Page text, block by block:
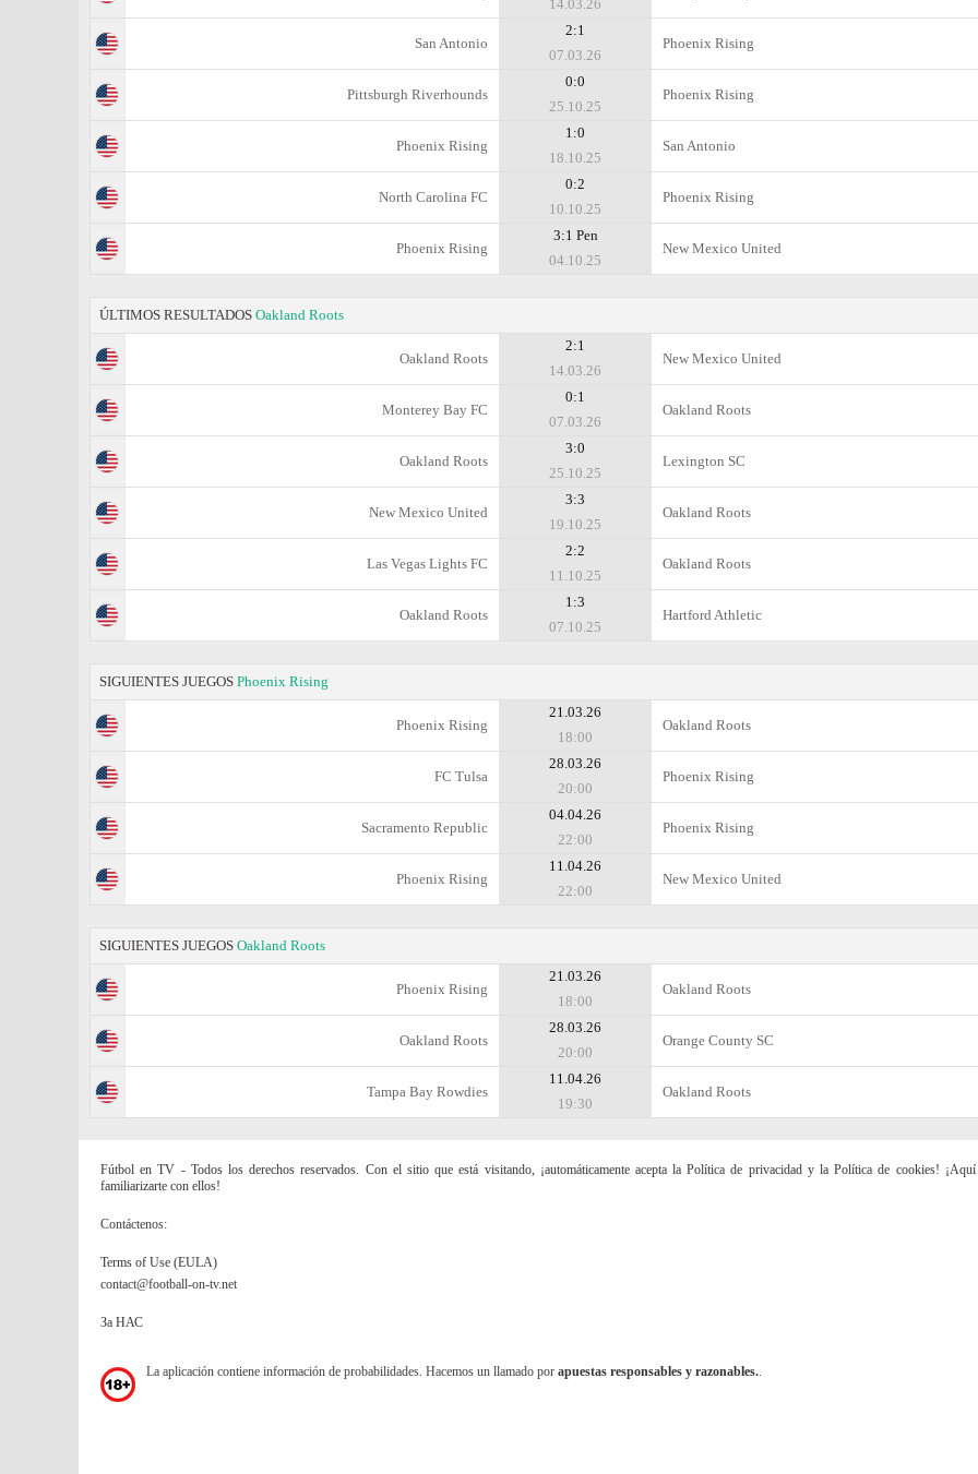
14.03.26
San Antonio
2:1
07.03.26
Phoenix Rising
Pittsburgh Riverhounds
0:0
25.10.25
Phoenix Rising
Phoenix Rising
1:0
18.10.25
San Antonio
North Carolina FC
0:2
10.10.25
Phoenix Rising
Phoenix Rising
3:1 Pen
04.10.25
New Mexico United
ÚLTIMOS RESULTADOS Oakland Roots
Oakland Roots
2:1
14.03.26
New Mexico United
Monterey Bay FC
0:1
07.03.26
Oakland Roots
Oakland Roots
3:0
25.10.25
Lexington SC
New Mexico United
3:3
19.10.25
Oakland Roots
Las Vegas Lights FC
2:2
11.10.25
Oakland Roots
Oakland Roots
1:3
07.10.25
Hartford Athletic
SIGUIENTES JUEGOS Phoenix Rising
Phoenix Rising
21.03.26
18:00
Oakland Roots
FC Tulsa
28.03.26
20:00
Phoenix Rising
Sacramento Republic
04.04.26
22:00
Phoenix Rising
Phoenix Rising
11.04.26
22:00
New Mexico United
SIGUIENTES JUEGOS Oakland Roots
Phoenix Rising
21.03.26
18:00
Oakland Roots
Oakland Roots
28.03.26
20:00
Orange County SC
Tampa Bay Rowdies
11.04.26
19:30
Oakland Roots
Fútbol en TV - Todos los derechos reservados. Con el sitio que está visitando, ¡automáticamente acepta la Política de privacidad y la Política de cookies! ¡Aquí
familiarizarte con ellos!
Contáctenos:
Terms of Use (EULA)
contact@football-on-tv.net
За НАС
La aplicación contiene información de probabilidades. Hacemos un llamado por apuestas responsables y razonables..